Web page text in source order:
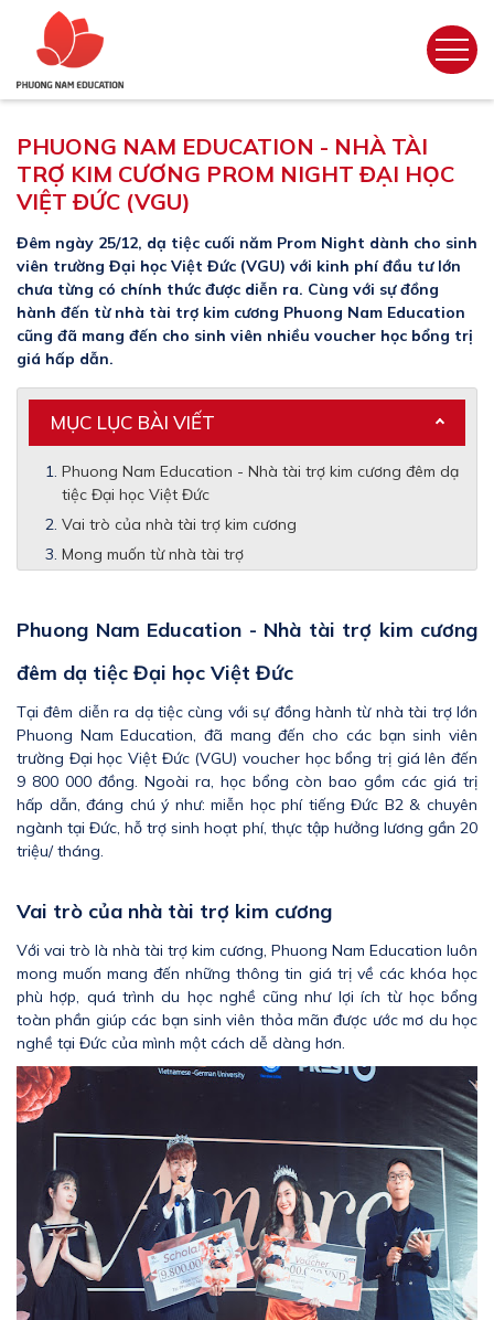
PHUONG NAM EDUCATION - NHÀ TÀI
TRỢ KIM CƯƠNG PROM NIGHT ĐẠI HỌC
VIỆT ĐỨC (VGU)
Đêm ngày 25/12, dạ tiệc cuối năm Prom Night dành cho sinh
viên trường Đại học Việt Đức (VGU) với kinh phí đầu tư lớn
chưa từng có chính thức được diễn ra. Cùng với sự đồng
hành đến từ nhà tài trợ kim cương Phuong Nam Education
cũng đã mang đến cho sinh viên nhiều voucher học bổng trị
giá hấp dẫn.
MỤC LỤC BÀI VIẾT
Phuong Nam Education - Nhà tài trợ kim cương đêm dạ
tiệc Đại học Việt Đức
Vai trò của nhà tài trợ kim cương
Mong muốn từ nhà tài trợ
Phuong Nam Education - Nhà tài trợ kim cương
đêm dạ tiệc Đại học Việt Đức
Tại đêm diễn ra dạ tiệc cùng với sự đồng hành từ nhà tài trợ lớn
Phuong Nam Education, đã mang đến cho các bạn sinh viên
trường Đại học Việt Đức (VGU) voucher học bổng trị giá lên đến
9 800 000 đồng. Ngoài ra, học bổng còn bao gồm các giá trị
hấp dẫn, đáng chú ý như: miễn học phí tiếng Đức B2 & chuyên
ngành tại Đức, hỗ trợ sinh hoạt phí, thực tập hưởng lương gần 20
triệu/ tháng.
Vai trò của nhà tài trợ kim cương
Với vai trò là nhà tài trợ kim cương, Phuong Nam Education luôn
mong muốn mang đến những thông tin giá trị về các khóa học
phù hợp, quá trình du học nghề cũng như lợi ích từ học bổng
toàn phần giúp các bạn sinh viên thỏa mãn được ước mơ du học
nghề tại Đức của mình một cách dễ dàng hơn.